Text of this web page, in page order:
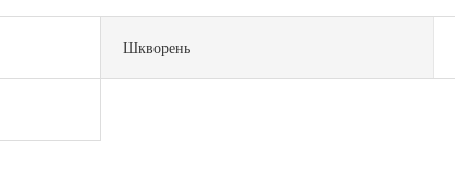
Шкворень